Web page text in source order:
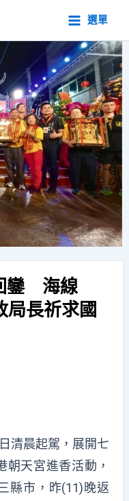
選單
鑾 海線
局長祈求國
清晨起駕，展開七
朝天宮進香活動，
縣市，昨(11)晚返